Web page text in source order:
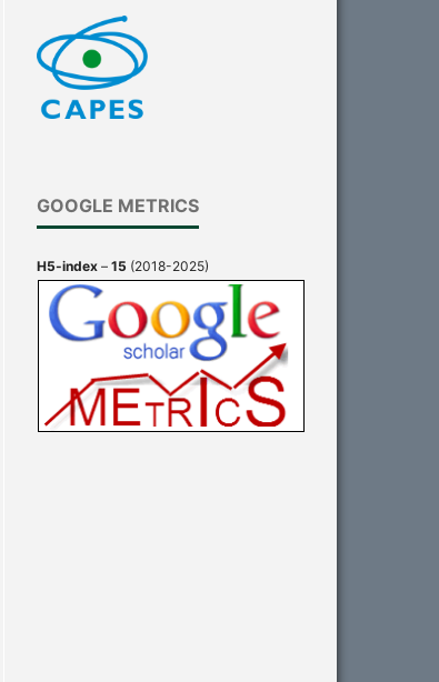
GOOGLE METRICS
H5-index – 15 (2018-2025)